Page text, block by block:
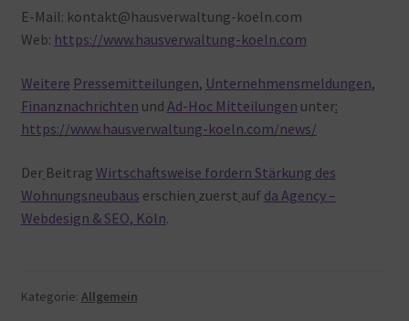
E-Mail: kontakt@hausverwaltung-koeln.com
Web: https://www.hausverwaltung-koeln.com
Weitere Pressemitteilungen, Unternehmensmeldungen,
Finanznachrichten und Ad-Hoc Mitteilungen unter:
https://www.hausverwaltung-koeln.com/news/
Der Beitrag Wirtschaftsweise fordern Stärkung des
Wohnungsneubaus erschien zuerst auf da Agency –
Webdesign & SEO, Köln.
Kategorie: Allgemein